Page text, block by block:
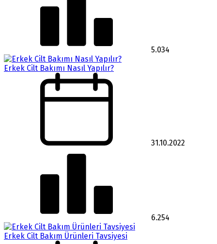
5.034
Erkek Cilt Bakımı Nasıl Yapılır?
31.10.2022
6.254
Erkek Cilt Bakım Ürünleri Tavsiyesi